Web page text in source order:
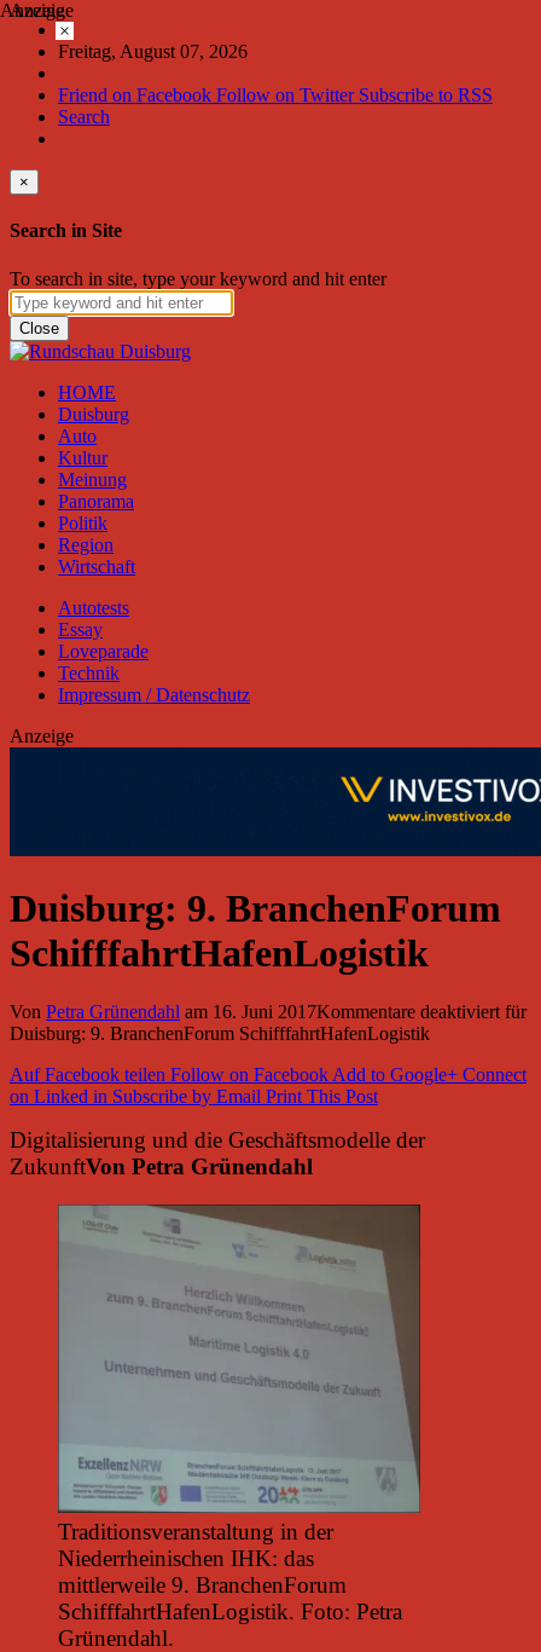
Freitag, August 07, 2026
Friend on Facebook Follow on Twitter Subscribe to RSS
Search
×
Search in Site
To search in site, type your keyword and hit enter
Close
HOME
Duisburg
Auto
Kultur
Meinung
Panorama
Politik
Region
Wirtschaft
Autotests
Essay
Loveparade
Technik
Impressum / Datenschutz
Anzeige
Duisburg: 9. BranchenForum
SchifffahrtHafenLogistik
Von Petra Grünendahl am 16. Juni 2017Kommentare deaktiviertfür
Duisburg: 9. BranchenForum SchifffahrtHafenLogistik
Auf Facebook teilen Follow on FacebookAdd to Google+ Connect
on Linked in Subscribe by Email Print This Post
Digitalisierung und die Geschäftsmodelle der
ZukunftVon Petra Grünendahl
Traditionsveranstaltung in der
Niederrheinischen IHK: das
mittlerweile 9. BranchenForum
SchifffahrtHafenLogistik. Foto: Petra
Grünendahl.
Anzeige
×
Anzeige